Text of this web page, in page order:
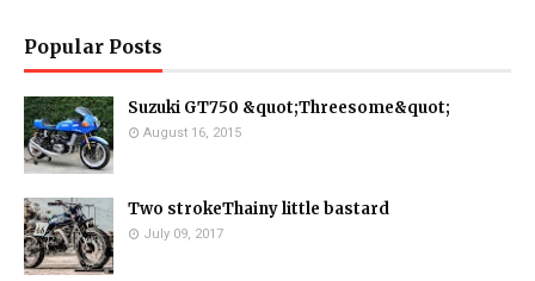
Popular Posts
Suzuki GT750 &quot;Threesome&quot;
August 16, 2015
Two strokeThainy little bastard
July 09, 2017